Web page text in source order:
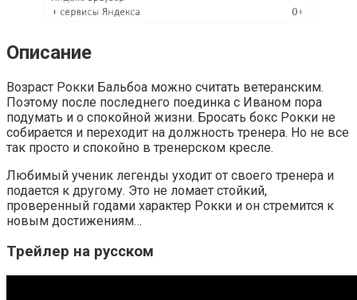
Описание
Возраст Рокки Бальбоа можно считать ветеранским.
Поэтому после последнего поединка с Иваном пора
подумать и о спокойной жизни. Бросать бокс Рокки не
собирается и переходит на должность тренера. Но не все
так просто и спокойно в тренерском кресле.
Любимый ученик легенды уходит от своего тренера и
подается к другому. Это не ломает стойкий,
проверенный годами характер Рокки и он стремится к
новым достижениям…
Трейлер на русском